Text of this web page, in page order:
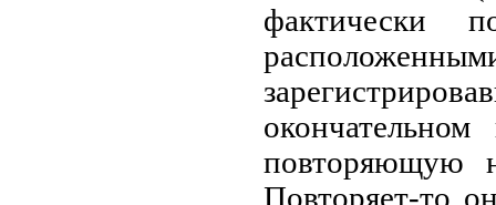
фактически
повторяющую
Повторяет-то